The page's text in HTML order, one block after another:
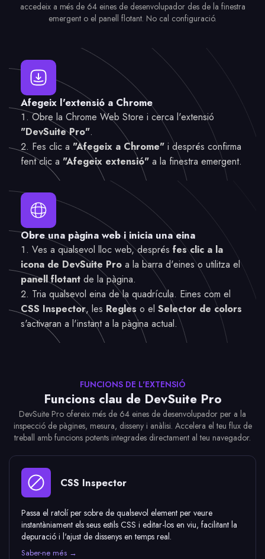
accedeix a més de 64 eines de desenvolupador des de la finestra
emergent o el panell flotant. No cal configuració.
Afegeix l'extensió a Chrome
Obre la Chrome Web Store i cerca l'extensió
"DevSuite Pro".
Fes clic a "Afegeix a Chrome" i després confirma
fent clic a "Afegeix extensió" a la finestra emergent.
Obre una pàgina web i inicia una eina
Ves a qualsevol lloc web, després fes clic a la
icona de DevSuite Pro a la barra d'eines o utilitza el
panell flotant de la pàgina.
Tria qualsevol eina de la quadrícula. Eines com el
CSS Inspector, les Regles o el Selector de colors
s'activaran a l'instant a la pàgina actual.
FUNCIONS DE L'EXTENSIÓ
Funcions clau de DevSuite Pro
DevSuite Pro ofereix més de 64 eines de desenvolupador per a la
inspecció de pàgines, mesura, disseny i anàlisi. Accelera el teu flux de
treball amb funcions potents integrades directament al teu navegador.
CSS Inspector
Passa el ratolí per sobre de qualsevol element per veure
instantàniament els seus estils CSS i editar-los en viu, facilitant la
depuració i l'ajust de dissenys en temps real.
Saber-ne més →